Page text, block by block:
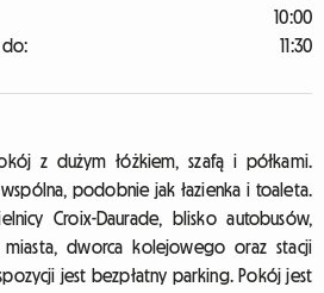
10:00
do:
11:30
z dużym łóżkiem, szafą i półkami.
podobnie jak łazienka i toaleta.
Croix-Daurade, blisko autobusów,
dworca kolejowego oraz stacji
jest bezpłatny parking. Pokój jest